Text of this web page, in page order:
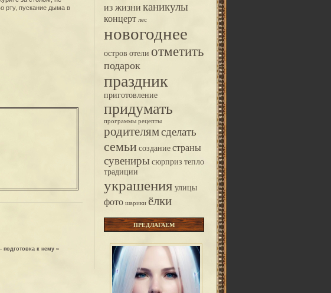
рту, пускание дыма в
к нему »
из жизни каникулы
концерт лес
новогоднее
остров отели отметить
подарок
праздник
приготовление
придумать
программы рецепты
родителямсделать
семьи создание страны
сувениры сюрприз тепло
традиции
украшения улицы
фото шарики ёлки
предлагаем